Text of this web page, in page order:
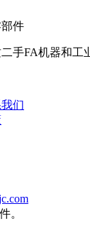
件
手FA机器和工
们
。